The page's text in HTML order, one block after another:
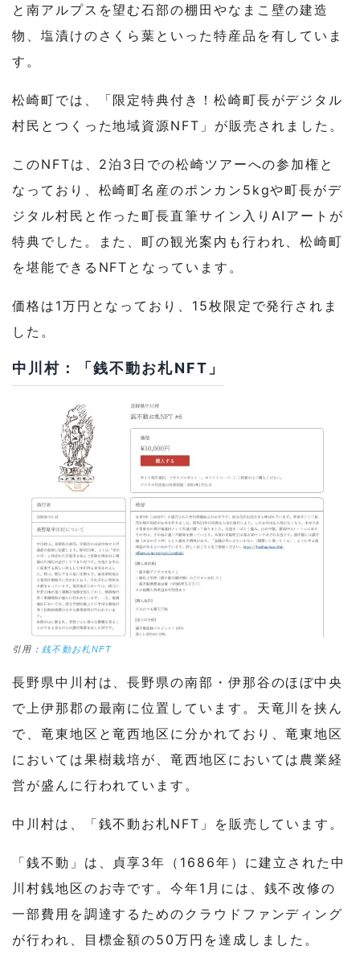
と南アルプスを望む石部の棚田やなまこ壁の建造
物、塩漬けのさくら葉といった特産品を有していま
す。
松崎町では、「限定特典付き！松崎町長がデジタル
村民とつくった地域資源NFT」が販売されました。
このNFTは、2泊3日での松崎ツアーへの参加権と
なっており、松崎町名産のポンカン5kgや町⻑がデ
ジタル村⺠と作った町⻑直筆サイン⼊りAIアートが
特典でした。また、町の観光案内も行われ、松崎町
を堪能できるNFTとなっています。
価格は1万円となっており、15枚限定で発行されま
した。
中川村：「銭不動お札NFT」
引用： 銭不動お札NFT
長野県中川村は、長野県の南部・伊那谷のほぼ中央
で上伊那郡の最南に位置しています。天竜川を挟ん
で、竜東地区と竜西地区に分かれており、竜東地区
においては果樹栽培が、竜西地区においては農業経
営が盛んに行われています。
中川村は、「銭不動お札NFT」を販売しています。
「銭不動」は、貞享3年（1686年）に建立された中
川村銭地区のお寺です。今年1月には、銭不改修の
一部費用を調達するためのクラウドファンディング
が行われ、目標金額の50万円を達成しました。